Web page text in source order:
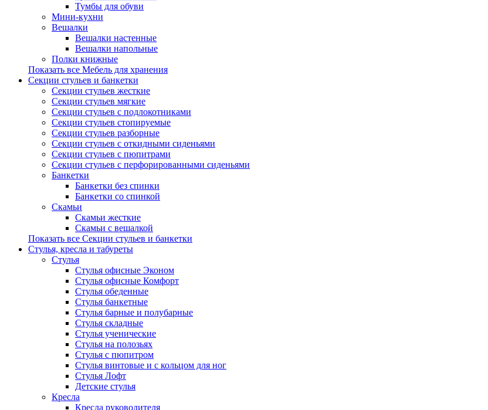
Тумбы для обуви
Мини-кухни
Вешалки
Вешалки настенные
Вешалки напольные
Полки книжные
Показать все Мебель для хранения
Секции стульев и банкетки
Секции стульев жесткие
Секции стульев мягкие
Секции стульев с подлокотниками
Секции стульев стопируемые
Секции стульев разборные
Секции стульев с откидными сиденьями
Секции стульев с пюпитрами
Секции стульев с перфорированными сиденьями
Банкетки
Банкетки без спинки
Банкетки со спинкой
Скамьи
Скамьи жесткие
Скамьи с вешалкой
Показать все Секции стульев и банкетки
Стулья, кресла и табуреты
Стулья
Стулья офисные Эконом
Стулья офисные Комфорт
Стулья обеденные
Стулья банкетные
Стулья барные и полубарные
Стулья складные
Стулья ученические
Стулья на полозьях
Стулья с пюпитром
Стулья винтовые и с кольцом для ног
Стулья Лофт
Детские стулья
Кресла
Кресла руководителя